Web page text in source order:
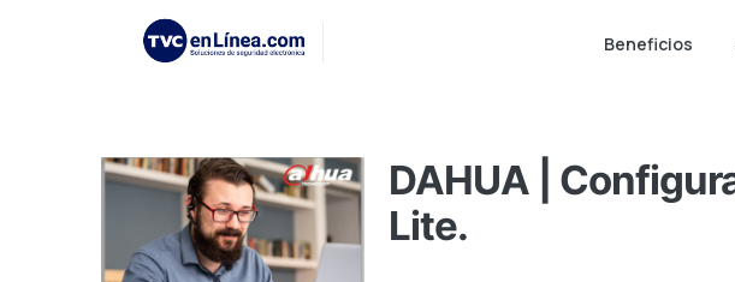
Beneficios
DAHUA |
Lite.